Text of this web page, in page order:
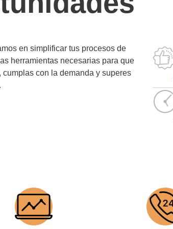
en simplificar tus procesos de
herramientas necesarias para que
con la demanda y superes